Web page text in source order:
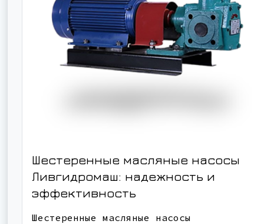
Шестеренные масляные насосы
Ливгидромаш: надежность и
эффективность
Шестеренные масляные насосы